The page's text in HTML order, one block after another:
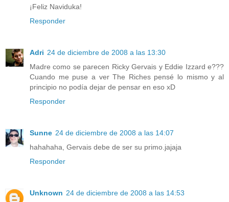
¡Feliz Naviduka!
Responder
Adri 24 de diciembre de 2008 a las 13:30
Madre como se parecen Ricky Gervais y Eddie Izzard e???
Cuando me puse a ver The Riches pensé lo mismo y al
principio no podía dejar de pensar en eso xD
Responder
Sunne 24 de diciembre de 2008 a las 14:07
hahahaha, Gervais debe de ser su primo.jajaja
Responder
Unknown 24 de diciembre de 2008 a las 14:53